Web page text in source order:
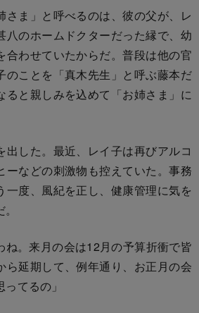
ま」と呼べるのは、彼の父が、レ
八のホームドクターだった縁で、幼
合わせていたからだ。普段は他の官
のことを「真木先生」と呼ぶ藤本だ
ると親しみを込めて「お姉さま」に
した。最近、レイ子は再びアルコ
ーなどの刺激物も控えていた。事務
一度、風紀を正し、健康管理に気を
ね。来月の会は12月の予算折衝で皆
ら延期して、例年通り、お正月の会
てるの」